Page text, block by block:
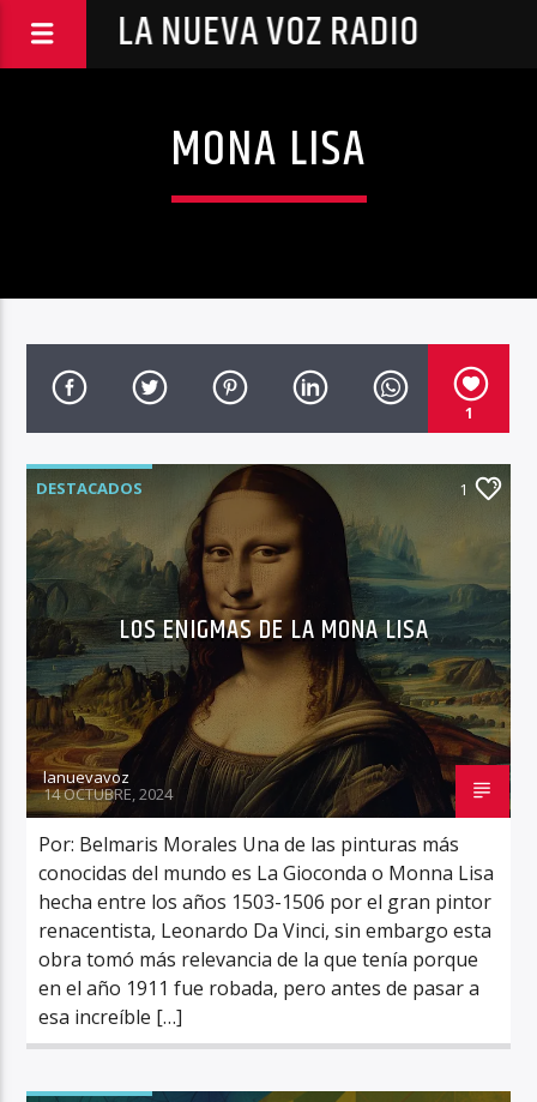
LA NUEVA VOZ RADIO
MONA LISA
1
DESTACADOS 1
LOS ENIGMAS DE LA MONA LISA
lanuevavoz
14 OCTUBRE, 2024
Por: Belmaris Morales Una de las pinturas más
conocidas del mundo es La Gioconda o Monna Lisa
hecha entre los años 1503-1506 por el gran pintor
renacentista, Leonardo Da Vinci, sin embargo esta
obra tomó más relevancia de la que tenía porque
en el año 1911 fue robada, pero antes de pasar a
esa increíble […]